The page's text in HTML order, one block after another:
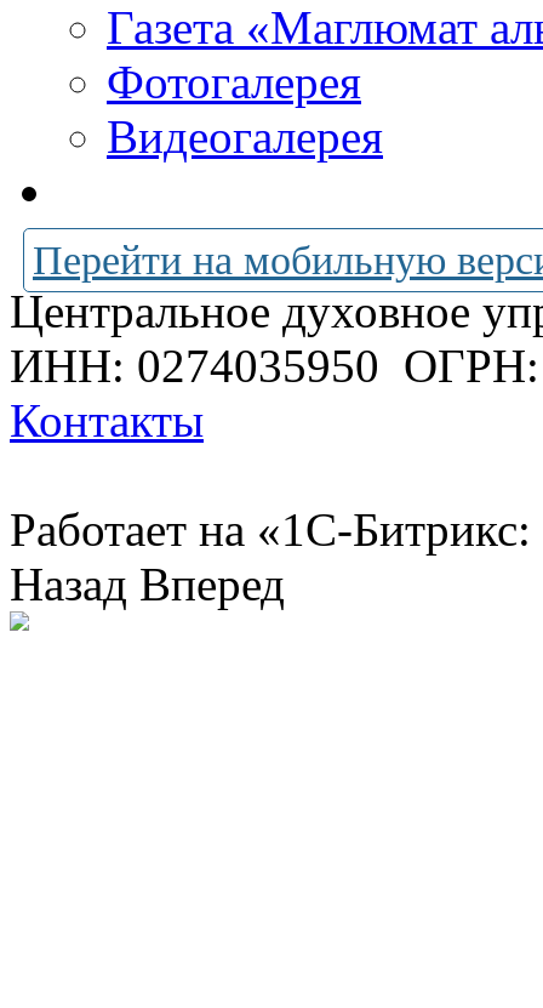
Газета «Маглюмат
Фотогалерея
Видеогалерея
Перейти на мобильную
Центральное духовное
ИНН: 0274035950 ОГРН:
Контакты
Работает на «1С-
Назад Вперед